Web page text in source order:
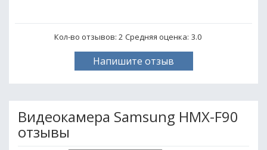
Кол-во отзывов: 2 Средняя оценка: 3.0
Напишите отзыв
Видеокамера Samsung HMX-F90
отзывы